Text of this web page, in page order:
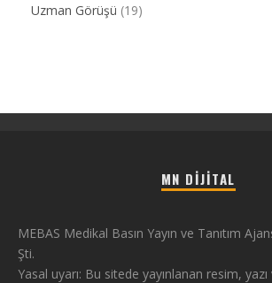
Uzman Görüşü (19)
MN DIJITAL
MEBAS Medikal Basın Yayın ve Tanıtım
Şti.
Yasal uyarı: Bu sitede yayınlanan resim,